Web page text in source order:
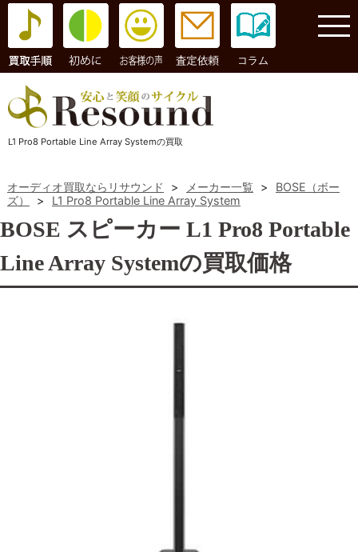
コラム
L1 Pro8 Portable Line Array Systemの買取
オーディオ買取ならリサウンド > メーカー一覧 >
BOSE（ボー
ズ）
> L1 Pro8 Portable Line Array System
BOSE スピーカー L1 Pro8 Portable
Line Array Systemの買取価格